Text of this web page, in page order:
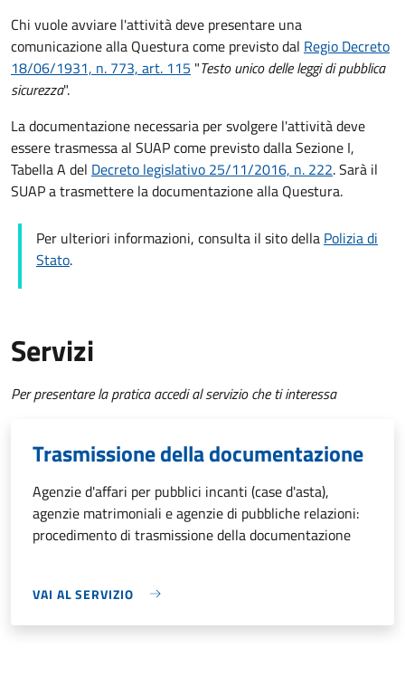
Chi vuole avviare l'attività deve presentare una
comunicazione alla Questura come previsto dal Regio Decreto
18/06/1931, n. 773, art. 115 "Testo unico delle leggi di pubblica
sicurezza".
La documentazione necessaria per svolgere l'attività deve
essere trasmessa al SUAP come previsto dalla Sezione I,
Tabella A del Decreto legislativo 25/11/2016, n. 222. Sarà il
SUAP a trasmettere la documentazione alla Questura.
Per ulteriori informazioni, consulta il sito della Polizia di
Stato.
Servizi
Per presentare la pratica accedi al servizio che ti interessa
Trasmissione della documentazione
Agenzie d'affari per pubblici incanti (case d'asta),
agenzie matrimoniali e agenzie di pubbliche relazioni:
procedimento di trasmissione della documentazione
VAI AL SERVIZIO